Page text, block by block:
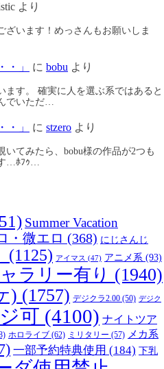
より
ざいます！めっさんもお願いしま
・」 に bobu より
ます。 確実に人を選ぶ系ではあると
でいただ…
・」 に stzero より
いてみたら、bobu様の作品が2つも
…ﾎﾌｩ…
Summer Vacation
・微エロ (368) にじさんじ
(1125) アイマス (47) アニメ系 (93)
ラリー有り (1940)
) (1757) デジクラ2.00 (50) デジク
可 (4100) ナイトツア
ホロライブ (62) ミリタリー (57) メカ系
一部予約特典使用 (184) 下乳